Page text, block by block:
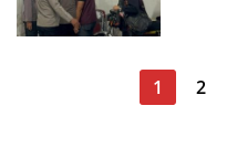
1 2